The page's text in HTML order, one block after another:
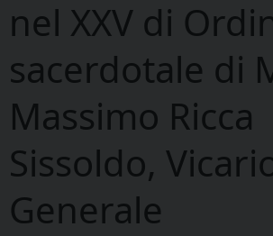
nel XXV di
sacerdotale di
Massimo Ricca
Sissoldo,
Generale